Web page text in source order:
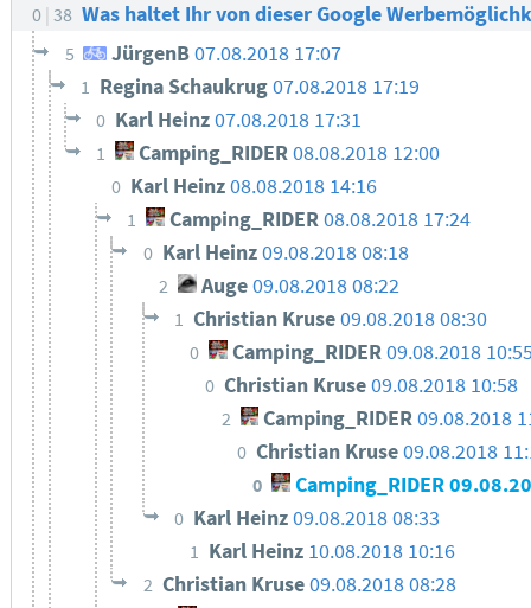
0 38 Was haltet Ihr von dieser Google
5 JürgenB 07.08.2018 17:07
1 Regina Schaukrug07.08.2018 17:19
0 Karl Heinz07.08.2018 17:31
1 Camping_RIDER08.08.2018 12:00
0 Karl Heinz08.08.2018 14:16
1 Camping_RIDER08.08.2018 17:24
0 Karl Heinz09.08.2018 08:18
2 Auge 09.08.2018 08:22
1 Christian Kruse09.08.2018 08:30
0 Camping_RIDER09.08.2018
0 Christian Kruse09.08.2018 10:58
2 Camping_RIDER09.08.2018
0 Christian Kruse09.08.2018
0 Camping_RIDER
0 Karl Heinz09.08.2018 08:33
1 Karl Heinz 10.08.2018 10:16
2 Christian Kruse09.08.2018 08:28